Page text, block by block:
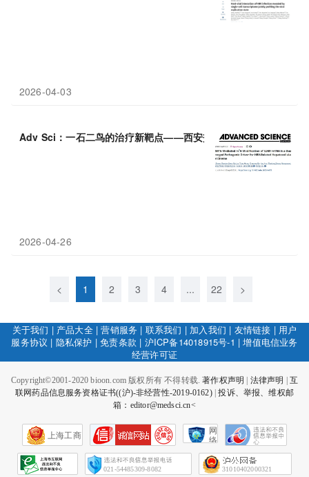
2026-04-03
Adv Sci：一石二鸟的治疗新靶点——西安交通大学侯鹏/党思文发
2026-04-26
< 1 2 3 4 ... 22 >
关于我们 | 产品大全|营销服务 | 联系我们 | 加入我们 | 友情链接 | 用户
服务协议 | 隐私保护 |免责条款 | 沪ICP备14018915号-1 |增值电信业务
经营许可证
Copyright©2001-2020 bioon.com 版权所有 不得转载.著作权声明 法律声明
互
联网药品信息服务资格证书((沪)-非经营性-2019-0162)|投诉、举报、维权邮
箱：editor@medsci.cn<
上海工商
网
络
会
征
021-54485309-8082 31010402000321